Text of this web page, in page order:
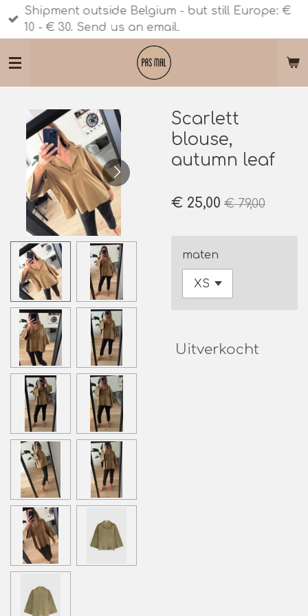
Ga
direct
de
Shipment outside Belgium - but still Europe: €
10 - € 30. Send us an email.
Scarlett
blouse,
autumn leaf
€ 25,00 € 79,00
maten
Uitverkocht